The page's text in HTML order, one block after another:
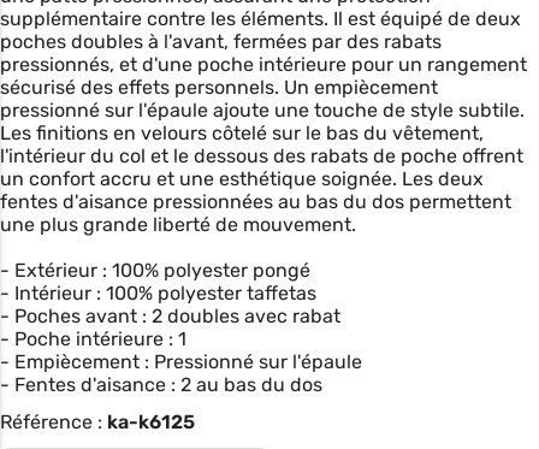
supplémentaire contre les éléments. Il est équipé de deux
poches doubles à l'avant, fermées par des rabats
pressionnés, et d'une poche intérieure pour un rangement
sécurisé des effets personnels. Un empiècement
pressionné sur l'épaule ajoute une touche de style subtile.
Les finitions en velours côtelé sur le bas du vêtement,
l'intérieur du col et le dessous des rabats de poche offrent
un confort accru et une esthétique soignée. Les deux
fentes d'aisance pressionnées au bas du dos permettent
une plus grande liberté de mouvement.
- Extérieur : 100% polyester pongé
- Intérieur : 100% polyester taffetas
- Poches avant : 2 doubles avec rabat
- Poche intérieure : 1
- Empiècement : Pressionné sur l'épaule
- Fentes d'aisance : 2 au bas du dos
Référence : ka-k6125